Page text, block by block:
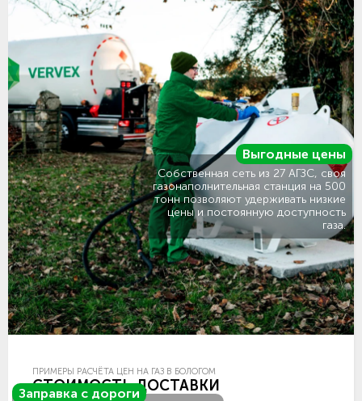
Заправка с дороги
Выгодные цены
Собственная сеть из 27 АГЗС, своя
газонаполнительная станция на 500
тонн позволяют удерживать низкие
цены и постоянную доступность
газа.
ПРИМЕРЫ РАСЧЁТА ЦЕН НА ГАЗ В БОЛОГОМ
СТОИМОСТЬ ДОСТАВКИ